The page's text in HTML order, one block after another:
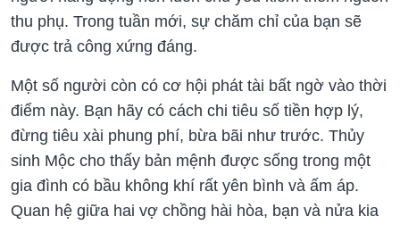
thu phụ. Trong tuần mới, sự chăm chỉ của bạn sẽ
được trả công xứng đáng.
Một số người còn có cơ hội phát tài bất ngờ vào thời
điểm này. Bạn hãy có cách chi tiêu số tiền hợp lý,
đừng tiêu xài phung phí, bừa bãi như trước. Thủy
sinh Mộc cho thấy bản mệnh được sống trong một
gia đình có bầu không khí rất yên bình và ấm áp.
Quan hệ giữa hai vợ chồng hài hòa, bạn và nửa kia